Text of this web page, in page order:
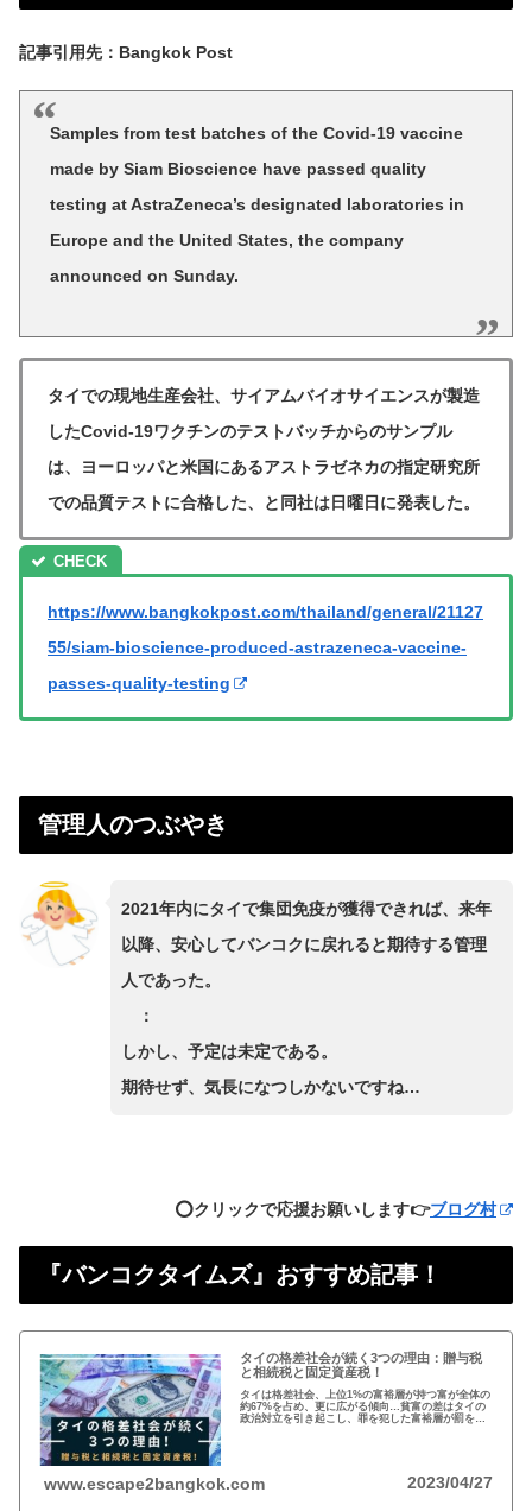
記事引用先：Bangkok Post
Samples from test batches of the Covid-19 vaccine
made by Siam Bioscience have passed quality
testing at AstraZeneca’s designated laboratories in
Europe and the United States, the company
announced on Sunday.
タイでの現地生産会社、サイアムバイオサイエンスが製造
したCovid-19ワクチンのテストバッチからのサンプル
は、ヨーロッパと米国にあるアストラゼネカの指定研究所
での品質テストに合格した、と同社は日曜日に発表した。
https://www.bangkokpost.com/thailand/general/21127
55/siam-bioscience-produced-astrazeneca-vaccine-
passes-quality-testing
管理人のつぶやき
2021年内にタイで集団免疫が獲得できれば、来年
以降、安心してバンコクに戻れると期待する管理
人であった。
：
しかし、予定は未定である。
期待せず、気長になつしかないですね…
⭕️クリックで応援お願いします👉ブログ村
『バンコクタイムズ』おすすめ記事！
タイの格差社会が続く3つの理由：贈与税
と相続税と固定資産税！
タイは格差社会、上位1%の富裕層が持つ富が全体の
約67%を占め、更に広がる傾向…貧富の差はタイの
政治対立を引き起こし、罪を犯した富裕層が罰を免
www.escape2bangkok.com 2023/04/27